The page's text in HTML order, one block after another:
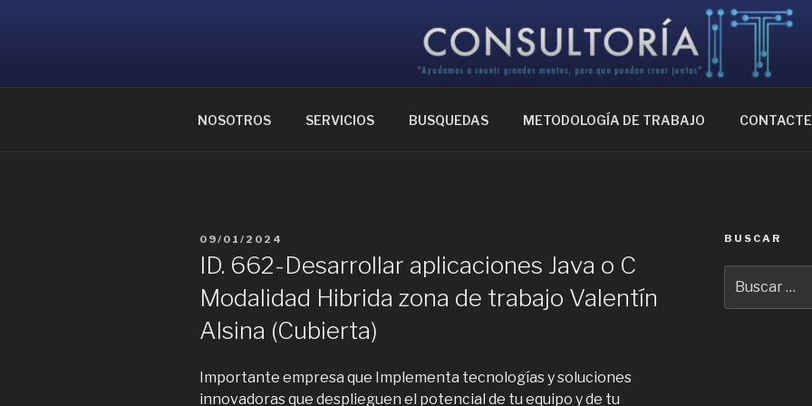
CONSULTORIA IT
Ayudamos a reunir grandes mentes, para que puedan crear juntas
NOSOTROS SERVICIOS BUSQUEDAS METODOLOGÍA DE TRABAJO
PUBLICADO
09/01/2024
ID. 662-Desarrollar aplicaciones Java o C
Modalidad Hibrida zona de trabajo Valentín
Alsina (Cubierta)
Importante empresa que Implementa tecnologías y soluciones
innovadoras que desplieguen el potencial de tu equipo y de tu
BUSCAR
por: